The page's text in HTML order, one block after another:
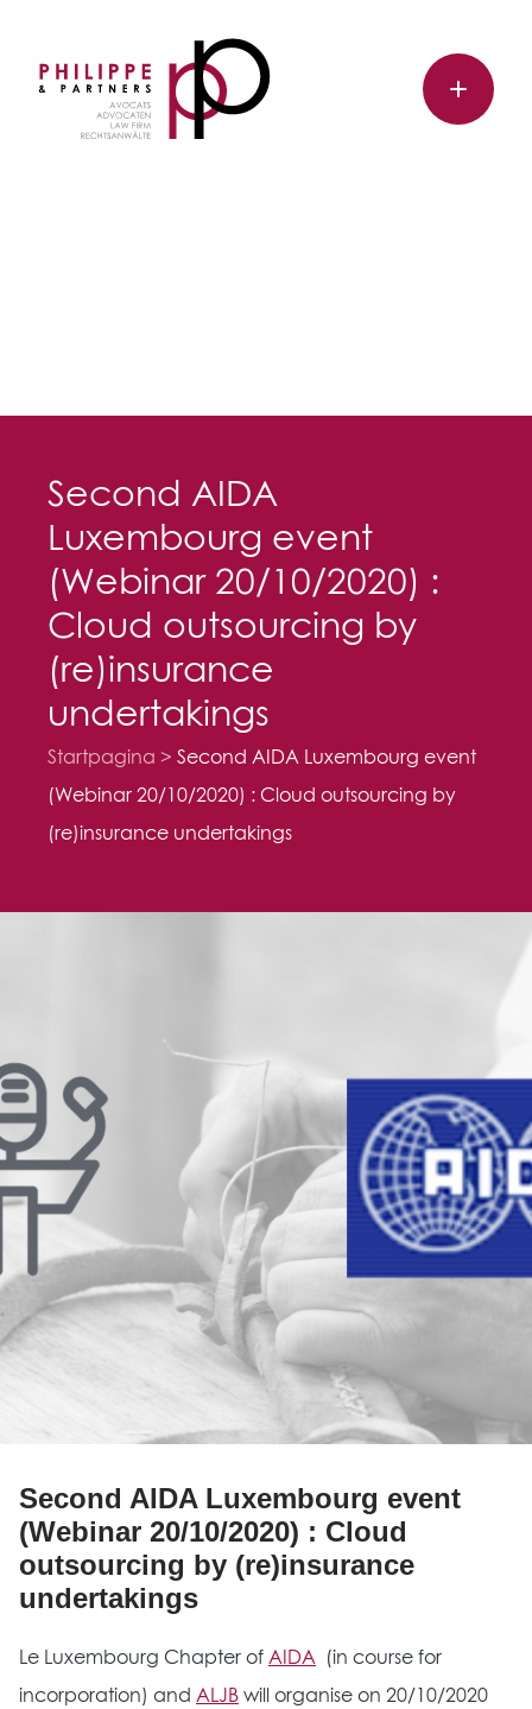
Second AIDA
Luxembourg event
(Webinar 20/10/2020) :
Cloud outsourcing by
(re)insurance
undertakings
Startpagina
Second AIDA Luxembourg event
(Webinar 20/10/2020) : Cloud outsourcing by
(re)insurance undertakings
Second AIDA Luxembourg event
(Webinar 20/10/2020) : Cloud
outsourcing by (re)insurance
undertakings
Le Luxembourg Chapter of AIDA
(in course for
incorporation) and ALJB will organise on 20/10/2020